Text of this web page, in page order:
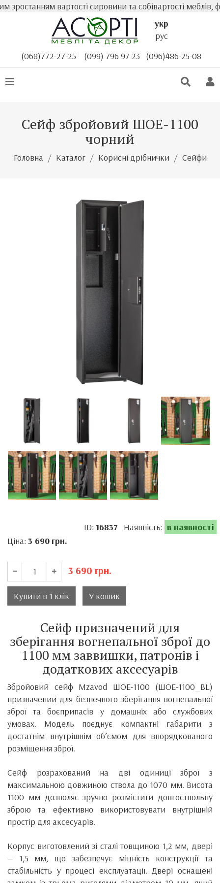
вартості сировини та собівартості меблів,
укр
рус
(068)772-27-25
(099) 796 97 23 (096)486-25-08
Сейф збройовий ШОЕ-1100
чорний
Головна Каталог Корисні дрібнички Сейфи
ID: 16837 Наявність: в наявності
Ціна: 3 690 грн.
3 690 грн.
Купити в 1 клік У кошик
Сейф призначений для
зберігання вогнепальної зброї до
1100 мм заввишки, патронів і
додаткових аксесуарів
Збройовий сейф Mzavod ШОЕ-1100 (ШОE-1100_BL)
призначений для безпечного зберігання вогнепальної
зброї та боєприпасів у домашніх або службових
умовах. Модель поєднує компактні габарити з
достатнім внутрішнім об’ємом для впорядкованого
розміщення зброї.
Сейф розрахований на дві одиниці зброї з
максимальною довжиною ствола до 1070 мм. Висота
1100 мм дозволяє зручно розмістити довгоствольну
зброю та ефективно використовувати внутрішній
простір для аксесуарів.
Корпус виготовлений зі сталі товщиною 1,2 мм, двері
— 1,5 мм, що забезпечує міцність конструкції та
стабільність у процесі експлуатації. Двері оснащені